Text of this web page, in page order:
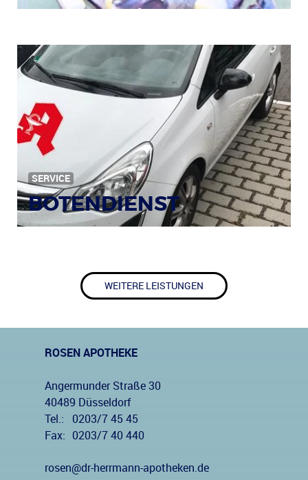
SERVICE
BOTENDIENST
WEITERE LEISTUNGEN
ROSEN APOTHEKE
Angermunder Straße 30
40489 Düsseldorf
Tel.:
0203/7 45 45
Fax:
0203/7 40 440
rosen@dr-herrmann-apotheken.de